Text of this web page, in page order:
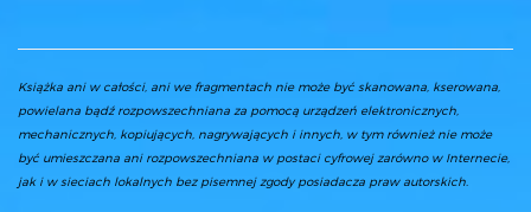
Książka ani w całości, ani we fragmentach nie może być skanowana, kserowana,
powielana bądź rozpowszechniana za pomocą urządzeń elektronicznych,
mechanicznych, kopiujących, nagrywających i innych, w tym również nie może
być umieszczana ani rozpowszechniana w postaci cyfrowej zarówno w Internecie,
jak i w sieciach lokalnych bez pisemnej zgody posiadacza praw autorskich.